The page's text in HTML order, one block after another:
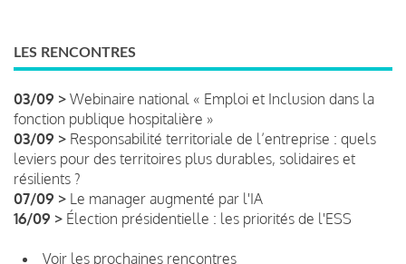
LES RENCONTRES
03/09 > Webinaire national « Emploi et Inclusion dans la
fonction publique hospitalière »
03/09 > Responsabilité territoriale de l’entreprise : quels
leviers pour des territoires plus durables, solidaires et
résilients ?
07/09 > Le manager augmenté par l'IA
16/09 > Élection présidentielle : les priorités de l'ESS
Voir les prochaines rencontres